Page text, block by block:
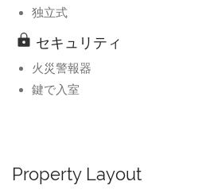
独立式
セキュリティ
火災警報器
鍵で入室
Property Layout